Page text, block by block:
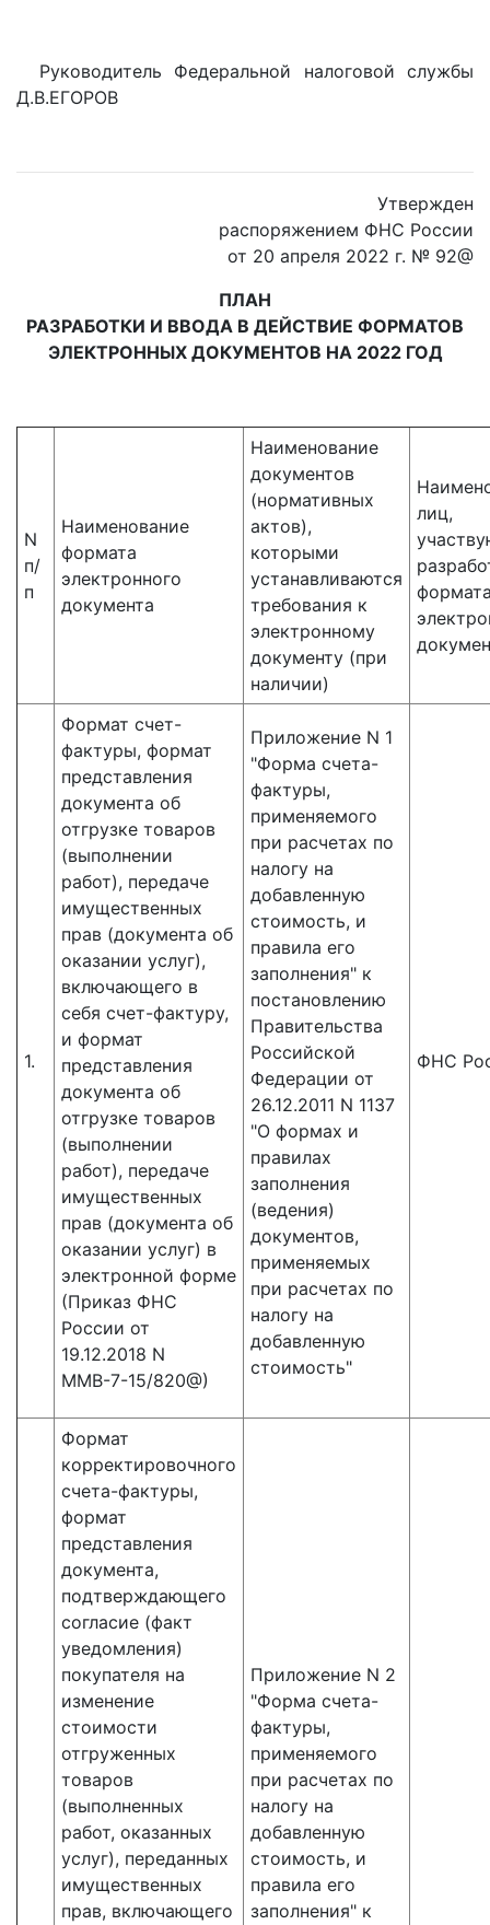
Руководитель Федеральной налоговой службы
Д.В.ЕГОРОВ
Утвержден
распоряжением ФНС России
от 20 апреля 2022 г. № 92@
ПЛАН
РАЗРАБОТКИ И ВВОДА В ДЕЙСТВИЕ ФОРМАТОВ
ЭЛЕКТРОННЫХ ДОКУМЕНТОВ НА 2022 ГОД
N
п/
п
Наименование
формата
электронного
документа
Наименование
документов
(нормативных
актов),
которыми
устанавливаются
требования к
электронному
документу (при
наличии)
лиц,
1.
Формат счет-
фактуры, формат
представления
документа об
отгрузке товаров
(выполнении
работ), передаче
имущественных
прав (документа об
оказании услуг),
включающего в
себя счет-фактуру,
и формат
представления
документа об
отгрузке товаров
(выполнении
работ), передаче
имущественных
прав (документа об
оказании услуг) в
электронной форме
(Приказ ФНС
России от
19.12.2018 N
ММВ-7-15/820@)
Приложение N 1
"Форма счета-
фактуры,
применяемого
при расчетах по
налогу на
добавленную
стоимость, и
правила его
заполнения" к
постановлению
Правительства
Российской
Федерации от
26.12.2011 N 1137
"О формах и
правилах
заполнения
(ведения)
документов,
применяемых
при расчетах по
налогу на
добавленную
стоимость"
ФНС
Формат
корректировочного
счета-фактуры,
формат
представления
документа,
подтверждающего
согласие (факт
уведомления)
покупателя на
изменение
стоимости
отгруженных
товаров
(выполненных
работ, оказанных
услуг), переданных
имущественных
прав, включающего
Приложение N 2
"Форма счета-
фактуры,
применяемого
при расчетах по
налогу на
добавленную
стоимость, и
правила его
заполнения" к